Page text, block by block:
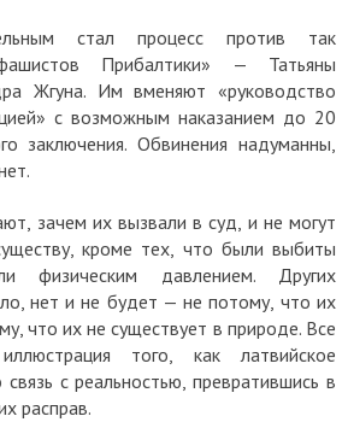
стал процесс против так
Прибалтики» — Татьяны
Жгуна. Им вменяют «руководство
с возможным наказанием до 20
заключения. Обвинения надуманны,
зачем их вызвали в суд, и не могут
кроме тех, что были выбиты
физическим давлением. Других
нет и не будет — не потому, что их
что их не существует в природе. Все
того, как латвийское
с реальностью, превратившись в
расправ.